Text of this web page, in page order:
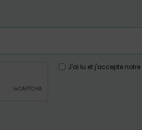
J'ai lu et j'accepte notre